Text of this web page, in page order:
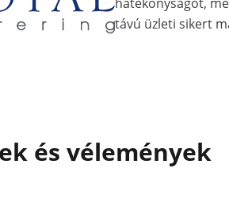
távú üzleti sikert
és vélemények